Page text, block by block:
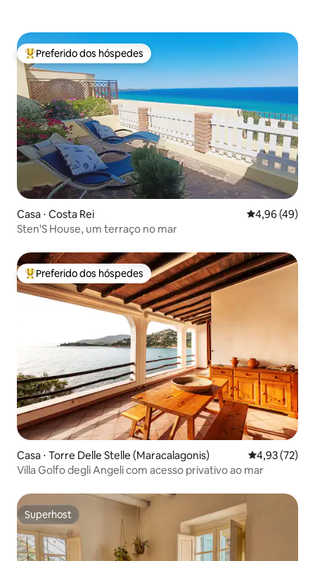
Entre os melhores preferidos dos hóspedes
Preferido dos hóspedes
Casa ⋅ Costa Rei 4,96 de uma
4,96 (49)
Sten'S House, um terraço no mar
Entre os melhores preferidos dos hóspedes
Preferido dos hóspedes
Casa ⋅ Torre Delle Stelle (Maracalagonis) 4,93 de uma
4,93 (72)
Villa Golfo degli Angeli com acesso privativo ao mar
Superhost
Superhost